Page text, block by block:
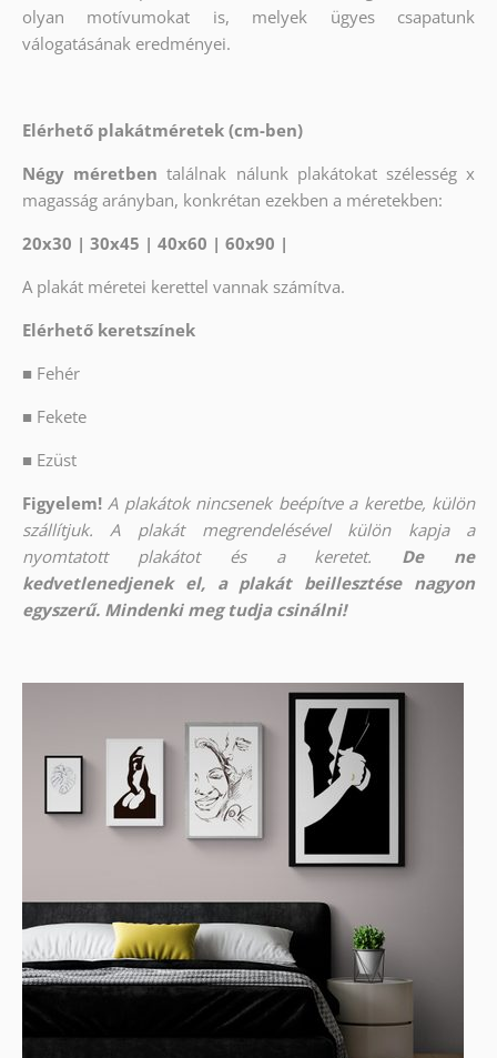
olyan motívumokat is, melyek ügyes csapatunk
válogatásának eredményei.
Elérhető plakátméretek (cm-ben)
Négy méretben találnak nálunk plakátokat szélesség x
magasság arányban, konkrétan ezekben a méretekben:
20x30 | 30x45 | 40x60 | 60x90 |
A plakát méretei kerettel vannak számítva.
Elérhető keretszínek
■ Fehér
■ Fekete
■ Ezüst
Figyelem! A plakátok nincsenek beépítve a keretbe, külön
szállítjuk. A plakát megrendelésével külön kapja a
nyomtatott plakátot és a keretet.
De ne
kedvetlenedjenek el, a plakát beillesztése nagyon
egyszerű. Mindenki meg tudja csinálni!